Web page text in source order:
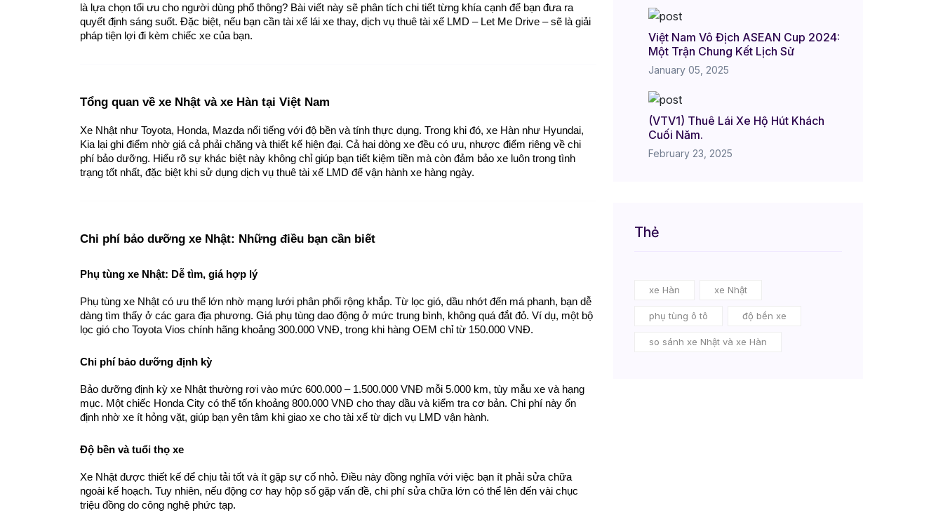
là lựa chọn tối ưu cho người dùng phổ thông? Bài viết này sẽ phân tích chi tiết từng khía cạnh để bạn đưa ra
quyết định sáng suốt. Đặc biệt, nếu bạn cần tài xế lái xe thay, dịch vụ thuê tài xế LMD – Let Me Drive – sẽ là giải
pháp tiện lợi đi kèm chiếc xe của bạn.
Tổng quan về xe Nhật và xe Hàn tại Việt Nam
Xe Nhật như Toyota, Honda, Mazda nổi tiếng với độ bền và tính thực dụng. Trong khi đó, xe Hàn như Hyundai,
Kia lại ghi điểm nhờ giá cả phải chăng và thiết kế hiện đại. Cả hai dòng xe đều có ưu, nhược điểm riêng về chi
phí bảo dưỡng. Hiểu rõ sự khác biệt này không chỉ giúp bạn tiết kiệm tiền mà còn đảm bảo xe luôn trong tình
trạng tốt nhất, đặc biệt khi sử dụng dịch vụ thuê tài xế LMD để vận hành xe hàng ngày.
Chi phí bảo dưỡng xe Nhật: Những điều bạn cần biết
Phụ tùng xe Nhật: Dễ tìm, giá hợp lý
Phụ tùng xe Nhật có ưu thế lớn nhờ mạng lưới phân phối rộng khắp. Từ lọc gió, dầu nhớt đến má phanh, bạn dễ
dàng tìm thấy ở các gara địa phương. Giá phụ tùng dao động ở mức trung bình, không quá đắt đỏ. Ví dụ, một bộ
lọc gió cho Toyota Vios chính hãng khoảng 300.000 VNĐ, trong khi hàng OEM chỉ từ 150.000 VNĐ.
Chi phí bảo dưỡng định kỳ
Bảo dưỡng định kỳ xe Nhật thường rơi vào mức 600.000 – 1.500.000 VNĐ mỗi 5.000 km, tùy mẫu xe và hạng
mục. Một chiếc Honda City có thể tốn khoảng 800.000 VNĐ cho thay dầu và kiểm tra cơ bản. Chi phí này ổn
định nhờ xe ít hỏng vặt, giúp bạn yên tâm khi giao xe cho tài xế từ dịch vụ LMD vận hành.
Độ bền và tuổi thọ xe
Xe Nhật được thiết kế để chịu tải tốt và ít gặp sự cố nhỏ. Điều này đồng nghĩa với việc bạn ít phải sửa chữa
ngoài kế hoạch. Tuy nhiên, nếu động cơ hay hộp số gặp vấn đề, chi phí sửa chữa lớn có thể lên đến vài chục
triệu đồng do công nghệ phức tạp.
Việt Nam Vô Địch ASEAN Cup 2024:
Một Trận Chung Kết Lịch Sử
January 05, 2025
(VTV1) Thuê Lái Xe Hộ Hút Khách
Cuối Năm.
February 23, 2025
Thẻ
xe Hàn xe Nhật
phụ tùng ô tô độ bền xe
so sánh xe Nhật và xe Hàn